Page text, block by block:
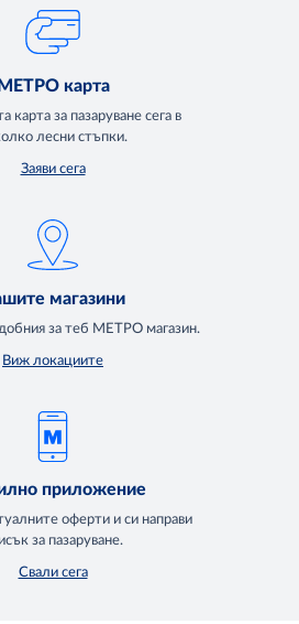
МЕТРО карта
карта за пазаруване сега в
лесни стъпки.
Заяви сега
магазини
за теб МЕТРО магазин.
Виж локациите
приложение
оферти и си направи
за пазаруване.
Свали сега